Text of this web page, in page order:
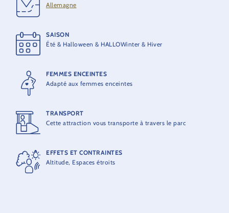
Allemagne
SAISON
Été & Halloween & HALLOWinter & Hiver
FEMMES ENCEINTES
Adapté aux femmes enceintes
TRANSPORT
Cette attraction vous transporte à travers le parc
EFFETS ET CONTRAINTES
Altitude, Espaces étroits
1995
CONSTRUCTEUR
AEG von Roll
CAPACITÉ MAXIMALE
93 personnes par train
CAPACITÉ HORAIRE
1200 personnes par heure